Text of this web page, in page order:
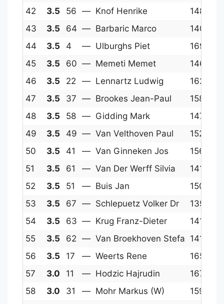
42
3.5 56 — Knof Henrike 1488
43
3.5 64 — Barbaric Marco 1406
44
3.5 4 — Ulburghs Piet 1697
45
3.5 60 — Memeti Memet 1464
46
3.5 22 — Lennartz Ludwig 1626
47
3.5 37 — Brookes Jean-Paul 1586
48
3.5 58 — Gidding Mark 1470
49
3.5 49 — Van Velthoven Paul 1524
50
3.5 41 — Van Ginneken Jos 1565
51
3.5 61 — Van Der Werff Silvia 1416
52
3.5 51 — Buis Jan 1509
53
3.5 67 — Schlepuetz Volker Dr 1396
54
3.5 63 — Krug Franz-Dieter 1411
55
3.5 62 — Van Broekhoven Stefa 1415
56
3.5 17 — Weerts Rene 1651
57
3.0 11 — Hodzic Hajrudin 1678
58
3.0 31 — Mohr Markus (W) 1597